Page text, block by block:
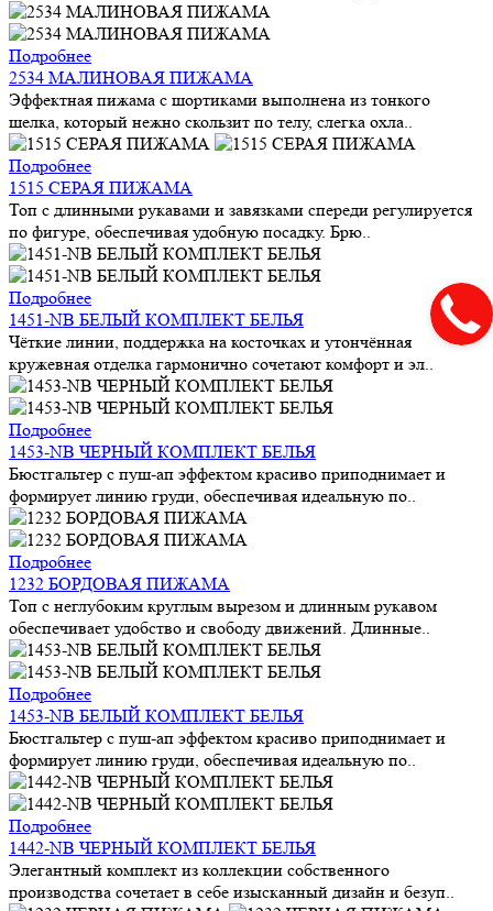
Подробнее
2534 МАЛИНОВАЯ ПИЖАМА
Эффектная пижама с шортиками выполнена из тонкого
шелка, который нежно скользит по телу, слегка охла..
Подробнее
1515 СЕРАЯ ПИЖАМА
Топ с длинными рукавами и завязками спереди регулируется
по фигуре, обеспечивая удобную посадку. Брю..
Подробнее
1451-NB БЕЛЫЙ КОМПЛЕКТ БЕЛЬЯ
Чёткие линии, поддержка на косточках и утончённая
кружевная отделка гармонично сочетают комфорт и эл..
Подробнее
1453-NB ЧЕРНЫЙ КОМПЛЕКТ БЕЛЬЯ
Бюстгальтер с пуш-ап эффектом красиво приподнимает и
формирует линию груди, обеспечивая идеальную по..
Подробнее
1232 БОРДОВАЯ ПИЖАМА
Топ с неглубоким круглым вырезом и длинным рукавом
обеспечивает удобство и свободу движений. Длинные..
Подробнее
1453-NB БЕЛЫЙ КОМПЛЕКТ БЕЛЬЯ
Бюстгальтер с пуш-ап эффектом красиво приподнимает и
формирует линию груди, обеспечивая идеальную по..
Подробнее
1442-NB ЧЕРНЫЙ КОМПЛЕКТ БЕЛЬЯ
Элегантный комплект из коллекции собственного
производства сочетает в себе изысканный дизайн и безуп..